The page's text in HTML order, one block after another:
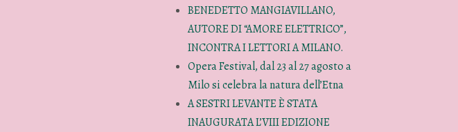
BENEDETTO MANGIAVILLANO,
AUTORE DI “AMORE ELETTRICO”,
INCONTRA I LETTORI A MILANO.
Opera Festival, dal 23 al 27 agosto a
Milo si celebra la natura dell’Etna
A SESTRI LEVANTE È STATA
INAUGURATA L’VIII EDIZIONE